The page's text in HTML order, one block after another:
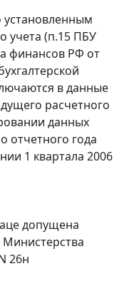
установленным
учета (п.15 ПБУ
финансов РФ от
в данные
расчетного
данных
отчетного года
1 квартала 2006
допущена
Министерства
26н